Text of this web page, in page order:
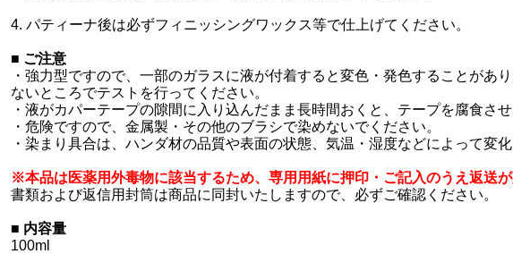
4. パティーナ後は必ずフィニッシングワックス等で仕上げてください。
■ ご注意
・強力型ですので、一部のガラスに液が付着すると変色・発色することがあ
ないところでテストを行ってください。
・液がカパーテープの隙間に入り込んだまま長時間おくと、テープを腐食させ
・危険ですので、金属製・その他のブラシで染めないでください。
・染まり具合は、ハンダ材の品質や表面の状態、気温・湿度などによって変化
※本品は医薬用外毒物に該当するため、専用用紙に押印・ご記入のうえ返送が
書類および返信用封筒は商品に同封いたしますので、必ずご確認ください。
■ 内容量
100ml